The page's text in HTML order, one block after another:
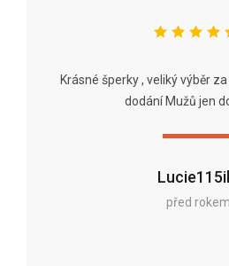
před rokem
Krásné šperky , veliký výběr
dodání Mužů jen